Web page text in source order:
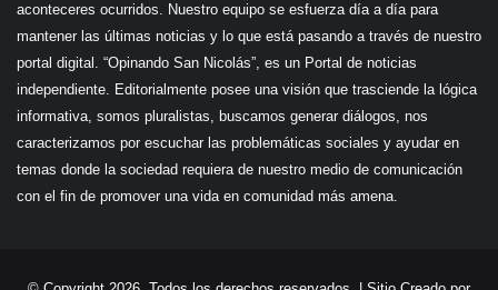
aconteceres ocurridos. Nuestro equipo se esfuerza día a día para
mantener las últimas noticias y lo que está pasando a través de nuestro
portal digital. “Opinando San Nicolás”, es un Portal de noticias
independiente. Editorialmente posee una visión que trasciende la lógica
informativa, somos pluralistas, buscamos generar diálogos, nos
caracterizamos por escuchar las problemáticas sociales y ayudar en
temas donde la sociedad requiera de nuestro medio de comunicación
con el fin de promover una vida en comunidad más amena.